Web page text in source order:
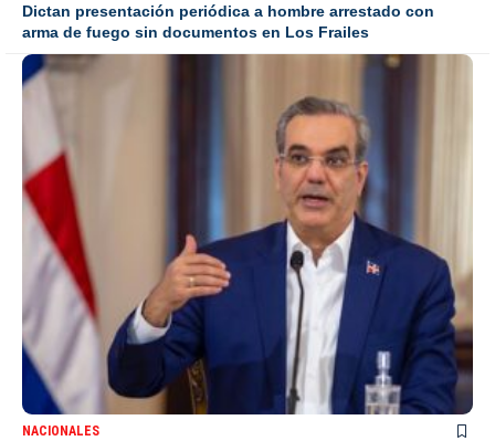
Dictan presentación periódica a hombre arrestado con
arma de fuego sin documentos en Los Frailes
NACIONALES